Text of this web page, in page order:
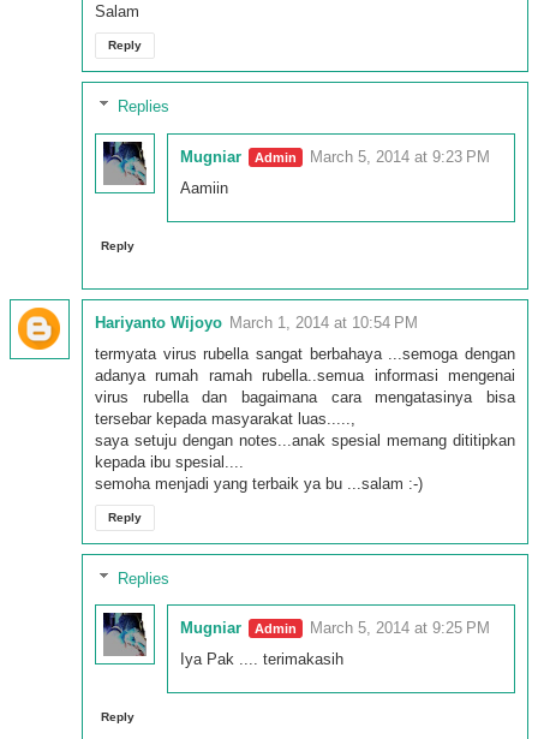
Salam
Reply
Replies
Mugniar
March 5, 2014 at 9:23 PM
Aamiin
Reply
Hariyanto Wijoyo March 1, 2014 at 10:54 PM
termyata virus rubella sangat berbahaya ...semoga dengan
adanya rumah ramah rubella..semua informasi mengenai
virus rubella dan bagaimana cara mengatasinya bisa
tersebar kepada masyarakat luas.....,
saya setuju dengan notes...anak spesial memang dititipkan
kepada ibu spesial....
semoha menjadi yang terbaik ya bu ...salam :-)
Reply
Replies
Mugniar
March 5, 2014 at 9:25 PM
Iya Pak .... terimakasih
Reply